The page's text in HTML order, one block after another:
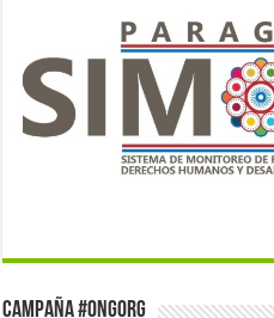
Campaña #ONGorg